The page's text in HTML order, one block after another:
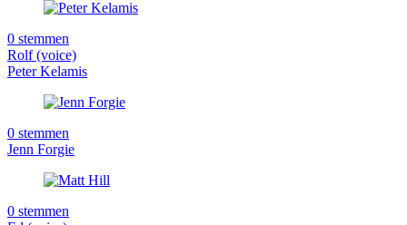
0 stemmen
Rolf (voice)
Peter Kelamis
0 stemmen
Jenn Forgie
0 stemmen